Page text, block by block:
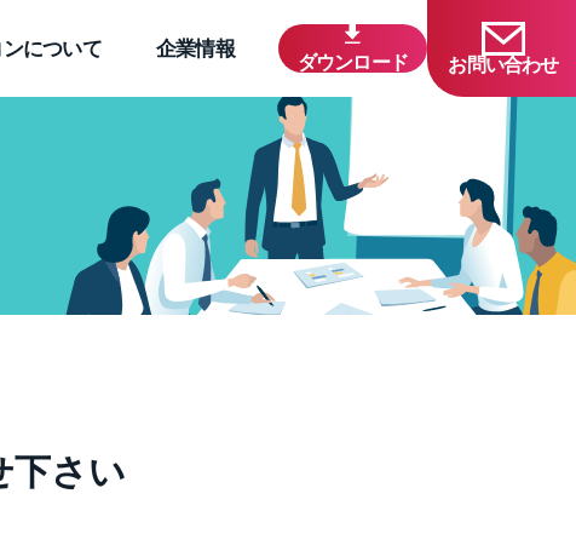
について 企業情報
ダウンロード お問い合わせ
下さい